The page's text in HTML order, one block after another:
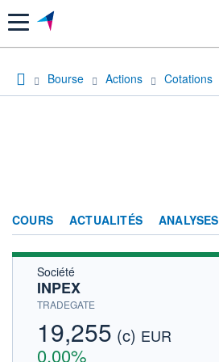
Menu
Bourse Actions Cotations
COURS ACTUALITÉS ANALYSES
Société
INPEX
TRADEGATE
19,255 (c) EUR
0,00%